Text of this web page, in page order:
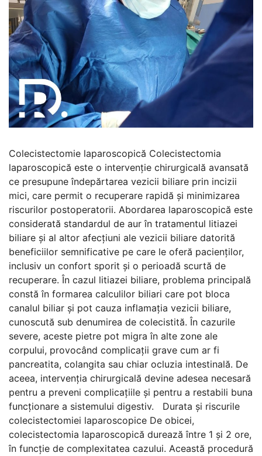
Colecistectomie laparoscopică Colecistectomia
laparoscopică este o intervenție chirurgicală avansată
ce presupune îndepărtarea vezicii biliare prin incizii
mici, care permit o recuperare rapidă și minimizarea
riscurilor postoperatorii. Abordarea laparoscopică este
considerată standardul de aur în tratamentul litiazei
biliare și al altor afecțiuni ale vezicii biliare datorită
beneficiilor semnificative pe care le oferă pacienților,
inclusiv un confort sporit și o perioadă scurtă de
recuperare. În cazul litiazei biliare, problema principală
constă în formarea calculilor biliari care pot bloca
canalul biliar și pot cauza inflamația vezicii biliare,
cunoscută sub denumirea de colecistită. În cazurile
severe, aceste pietre pot migra în alte zone ale
corpului, provocând complicații grave cum ar fi
pancreatita, colangita sau chiar ocluzia intestinală. De
aceea, intervenția chirurgicală devine adesea necesară
pentru a preveni complicațiile și pentru a restabili buna
funcționare a sistemului digestiv. Durata și riscurile
colecistectomiei laparoscopice De obicei,
colecistectomia laparoscopică durează între 1 și 2 ore,
în funcție de complexitatea cazului. Această procedură